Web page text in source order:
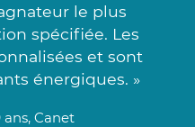
le plus
spécifiée. Les
et sont
énergiques. »
ans, Canet